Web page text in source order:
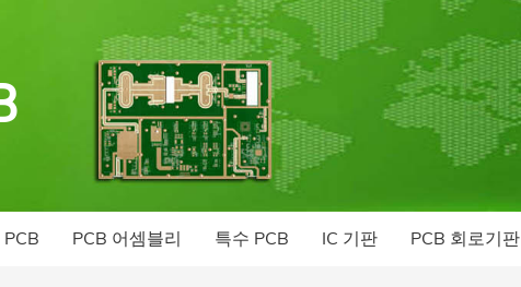
PCB 어셈블리 특수 PCB IC 기판 PCB 회로기판